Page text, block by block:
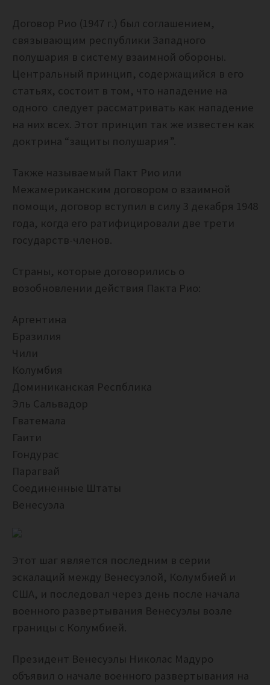
Договор Рио (1947 г.) был соглашением,
связывающим республики Западного
полушария в систему взаимной обороны.
Центральный принцип, содержащийся в его
статьях, состоит в том, что нападение на
одного следует рассматривать как нападение
на них всех. Этот принцип так же известен как
доктрина “защиты полушария”.
Также называемый Пакт Рио или
Межамериканским договором о взаимной
помощи, договор вступил в силу 3 декабря 1948
года, когда его ратифицировали две трети
государств-членов.
Страны, которые договорились о
возобновлении действия Пакта Рио:
Аргентина
Бразилия
Чили
Колумбия
Доминиканская Респблика
Эль Сальвадор
Гватемала
Гаити
Гондурас
Парагвай
Соединенные Штаты
Венесуэла
Этот шаг является последним в серии
эскалаций между Венесуэлой, Колумбией и
США, и последовал через день после начала
военного развертывания Венесуэлы возле
границы с Колумбией.
Президент Венесуэлы Николас Мадуро
объявил о начале военного развертывания на